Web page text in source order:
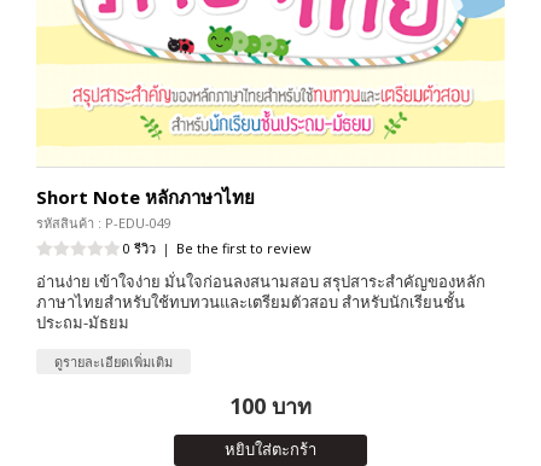
Short Note หลักภาษาไทย
รหัสสินค้า : P-EDU-049
0 รีวิว | Be the first to review
อ่านง่าย เข้าใจง่าย มั่นใจก่อนลงสนามสอบ สรุปสาระสำคัญของหลัก
ภาษาไทยสำหรับใช้ทบทวนและเตรียมตัวสอบ สำหรับนักเรียนชั้น
ประถม-มัธยม
ดูรายละเอียดเพิ่มเติม
100 บาท
หยิบใส่ตะกร้า